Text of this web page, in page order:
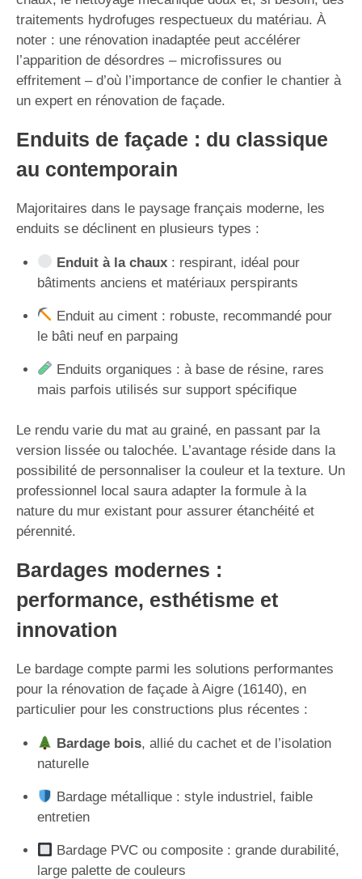
traitements hydrofuges respectueux du matériau. À
noter : une rénovation inadaptée peut accélérer
l’apparition de désordres – microfissures ou
effritement – d’où l’importance de confier le chantier à
un expert en rénovation de façade.
Enduits de façade : du classique
au contemporain
Majoritaires dans le paysage français moderne, les
enduits se déclinent en plusieurs types :
Enduit à la chaux: respirant, idéal pour
bâtiments anciens et matériaux perspirants
Enduit au ciment : robuste, recommandé pour
le bâti neuf en parpaing
Enduits organiques : à base de résine, rares
mais parfois utilisés sur support spécifique
Le rendu varie du mat au grainé, en passant par la
version lissée ou talochée. L’avantage réside dans la
possibilité de personnaliser la couleur et la texture. Un
professionnel local saura adapter la formule à la
nature du mur existant pour assurer étanchéité et
pérennité.
Bardages modernes :
performance, esthétisme et
innovation
Le bardage compte parmi les solutions performantes
pour la rénovation de façade à Aigre (16140), en
particulier pour les constructions plus récentes :
Bardage bois, allié du cachet et de l’isolation
naturelle
Bardage métallique : style industriel, faible
entretien
Bardage PVC ou composite : grande durabilité,
large palette de couleurs